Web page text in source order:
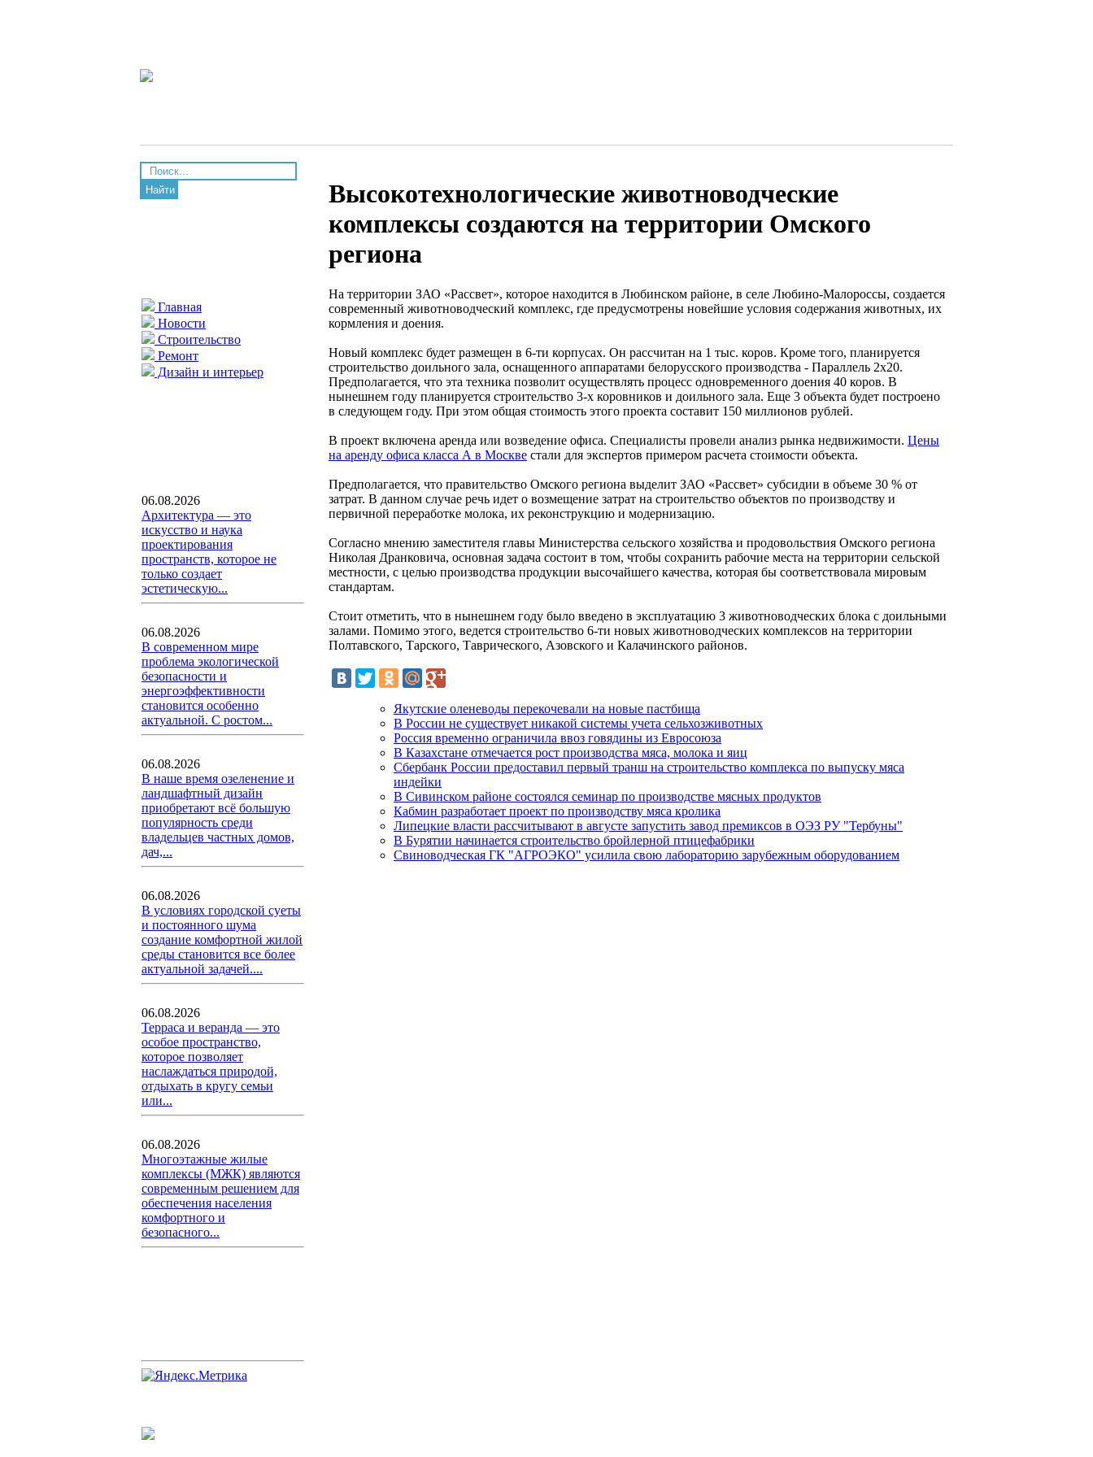
Найти
Главная
Новости
Строительство
Ремонт
Дизайн и интерьер
06.08.2026
Архитектура — это
искусство и наука
проектирования
пространств, которое не
только создает
эстетическую...
06.08.2026
В современном мире
проблема экологической
безопасности и
энергоэффективности
становится особенно
актуальной. С ростом...
06.08.2026
В наше время озеленение и
ландшафтный дизайн
приобретают всё большую
популярность среди
владельцев частных домов,
дач,...
06.08.2026
В условиях городской суеты
и постоянного шума
создание комфортной жилой
среды становится все более
актуальной задачей....
06.08.2026
Терраса и веранда — это
особое пространство,
которое позволяет
наслаждаться природой,
отдыхать в кругу семьи
или...
06.08.2026
Многоэтажные жилые
комплексы (МЖК) являются
современным решением для
обеспечения населения
комфортного и
безопасного...
Высокотехнологические животноводческие
комплексы создаются на территории Омского
региона
На территории ЗАО «Рассвет», которое находится в Любинском районе, в селе Любино-Малороссы, создается
современный животноводческий комплекс, где предусмотрены новейшие условия содержания животных, их
кормления и доения.
Новый комплекс будет размещен в 6-ти корпусах. Он рассчитан на 1 тыс. коров. Кроме того, планируется
строительство доильного зала, оснащенного аппаратами белорусского производства - Параллель 2х20.
Предполагается, что эта техника позволит осуществлять процесс одновременного доения 40 коров. В
нынешнем году планируется строительство 3-х коровников и доильного зала. Еще 3 объекта будет построено
в следующем году. При этом общая стоимость этого проекта составит 150 миллионов рублей.
В проект включена аренда или возведение офиса. Специалисты провели анализ рынка недвижимости. Цены
на аренду офиса класса А в Москве стали для экспертов примером расчета стоимости объекта.
Предполагается, что правительство Омского региона выделит ЗАО «Рассвет» субсидии в объеме 30 % от
затрат. В данном случае речь идет о возмещение затрат на строительство объектов по производству и
первичной переработке молока, их реконструкцию и модернизацию.
Согласно мнению заместителя главы Министерства сельского хозяйства и продовольствия Омского региона
Николая Дранковича, основная задача состоит в том, чтобы сохранить рабочие места на территории сельской
местности, с целью производства продукции высочайшего качества, которая бы соответствовала мировым
стандартам.
Стоит отметить, что в нынешнем году было введено в эксплуатацию 3 животноводческих блока с доильными
залами. Помимо этого, ведется строительство 6-ти новых животноводческих комплексов на территории
Полтавского, Тарского, Таврического, Азовского и Калачинского районов.
Якутские оленеводы перекочевали на новые пастбища
В России не существует никакой системы учета сельхозживотных
Россия временно ограничила ввоз говядины из Евросоюза
В Казахстане отмечается рост производства мяса, молока и яиц
Сбербанк России предоставил первый транш на строительство комплекса по выпуску мяса
индейки
В Сивинском районе состоялся семинар по производстве мясных продуктов
Кабмин разработает проект по производству мяса кролика
Липецкие власти рассчитывают в августе запустить завод премиксов в ОЭЗ РУ "Тербуны"
В Бурятии начинается строительство бройлерной птицефабрики
Свиноводческая ГК "АГРОЭКО" усилила свою лабораторию зарубежным оборудованием